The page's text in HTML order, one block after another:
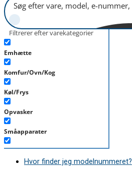
Filtrerer efter varekategorier
Emhætte
Komfur/Ovn/Kog
Køl/Frys
Opvasker
Småapparater
Støvsuger
Hvor finder jeg modelnummeret?